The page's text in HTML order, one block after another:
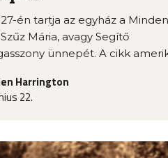
én tartja az egyház a
Mária, avagy Segítő
ünnepét. A cikk
Harrington
22.